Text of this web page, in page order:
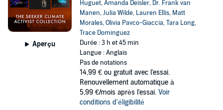
Aperçu
Huguet,Amanda Deisler, Dr. Frank van
Manen,Julia Wilde, Lauren Ellis, Matt
Morales,Olivia Pavco-Giaccia,Tara Long,
Trace Dominguez
Durée : 3 h et 45 min
Langue : Anglais
Pas de notations
14,99 € ou gratuit avec l'essai.
Renouvellement automatique à
5,99 €/mois après l'essai. Voir
conditions d'éligibilité